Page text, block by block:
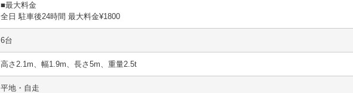
■最大料金
全日 駐車後24時間 最大料金¥1800
6台
高さ2.1m、幅1.9m、長さ5m、重量2.5t
平地・自走